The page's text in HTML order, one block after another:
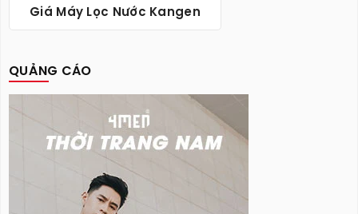
Giá Máy Lọc Nước Kangen
QUẢNG CÁO